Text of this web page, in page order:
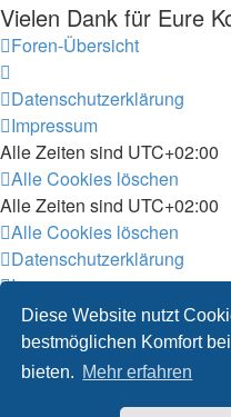
Diese Website nutzt
bestmöglichen Komfort
bieten. Mehr erfahren
Vielen Dank für Eure
Foren-Übersicht
Datenschutzerklärung
Impressum
Alle Zeiten sind UTC+02:00
Alle Cookies löschen
Alle Zeiten sind UTC+02:00
Alle Cookies löschen
Datenschutzerklärung
Impressum
Powered byphpBB® Forum
Deutsche Übersetzung durch
Datenschutz|